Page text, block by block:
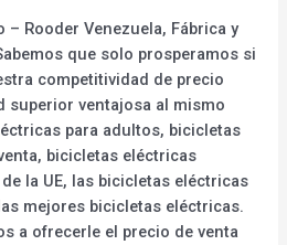
Rooder Venezuela, Fábrica y
que solo prosperamos si
competitividad de precio
superior ventajosa al mismo
para adultos, bicicletas
bicicletas eléctricas
la UE, las bicicletas eléctricas
mejores bicicletas eléctricas.
a ofrecerle el precio de venta